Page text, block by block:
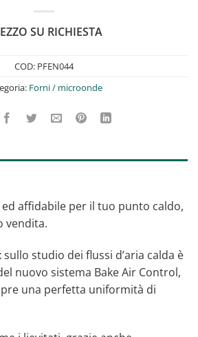
SU RICHIESTA
COD: PFEN044
Forni / microonde
affidabile per il tuo punto caldo,
vendita.
studio dei flussi d’aria calda è
nuovo sistema Bake Air Control,
una perfetta uniformità di